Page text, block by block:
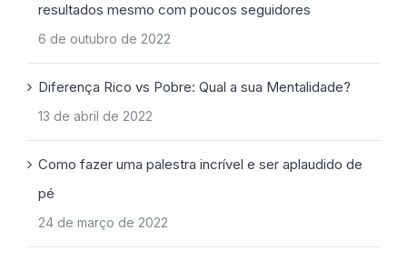
resultados mesmo com poucos seguidores
6 de outubro de 2022
Diferença Rico vs Pobre: Qual a sua Mentalidade?
13 de abril de 2022
Como fazer uma palestra incrível e ser aplaudido de
pé
24 de março de 2022